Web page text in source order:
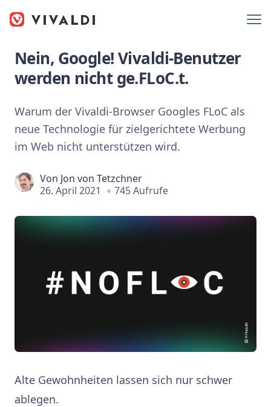
Nein, Google! Vivaldi-Benutzer
werden nicht ge.FLoC.t.
Warum der Vivaldi-Browser Googles FLoC als
neue Technologie für zielgerichtete Werbung
im Web nicht unterstützen wird.
Von Jon von Tetzchner
26. April 2021
745 Aufrufe
Alte Gewohnheiten lassen sich nur schwer
ablegen.